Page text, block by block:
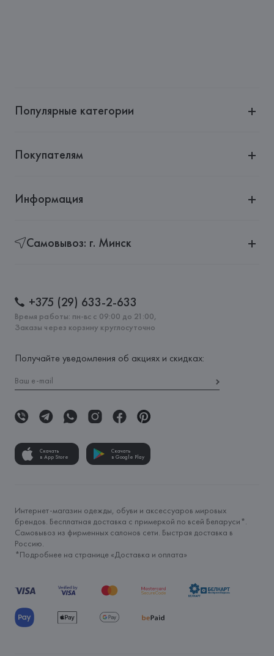
Страна происхождения товара:
Популярные категории
Покупателям
Информация
Самовывоз: г. Минск
+375 (29) 633-2-633
Время работы: пн-вс с 09:00 до 21:00,
Заказы через корзину круглосуточно
Получайте уведомления об акциях и скидках:
Скачать
в App Store
Скачать
в Google Play
Интернет-магазин одежды, обуви и аксессуаров мировых
брендов. Бесплатная доставка с примеркой по всей Беларуси*.
Самовывоз из фирменных салонов сети. Быстрая доставка в
Россию.
*Подробнее на странице «Доставка и оплата»